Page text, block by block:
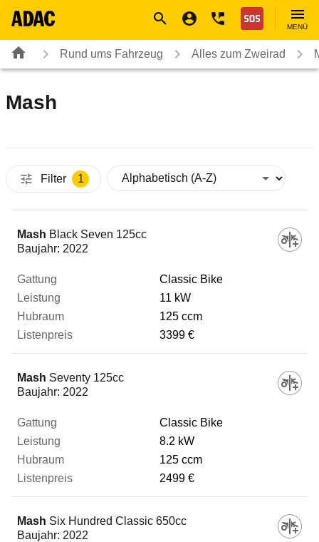
Nothilfe
MENÜ
Rund ums Fahrzeug Alles zum Zweirad
Mash
Filter 1
Fahrzeug
Gattung
Leistung
Zum Vergleich hinzufügen
Mash Black Seven 125cc
Baujahr: 2022
Classic Bike
11 kW
125 ccm
3399 €
Mash Seventy 125cc
Baujahr: 2022
Classic Bike
8.2 kW
125 ccm
2499 €
Mash Six Hundred Classic 650cc
Baujahr: 2022